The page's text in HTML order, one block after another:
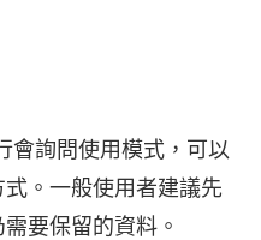
會詢問使用模式，可以
。一般使用者建議先
要保留的資料。